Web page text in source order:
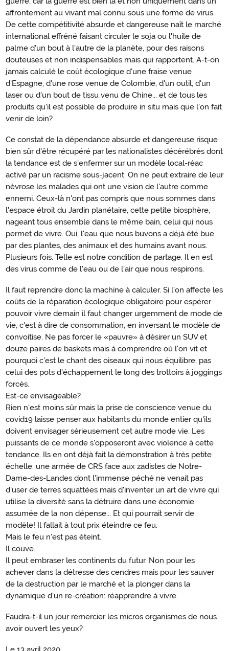
affrontement au vivant mal connu sous une forme de virus.
De cette compétitivité absurde et dangereuse naît le marché
international effréné faisant circuler le soja ou l'huile de
palme d'un bout à l'autre de la planète, pour des raisons
douteuses et non indispensables mais qui rapportent. A-t-on
jamais calculé le coût écologique d'une fraise venue
d'Espagne, d'une rose venue de Colombie, d'un outil, d'un
laser ou d'un bout de tissu venu de Chine... et de tous les
produits qu'il est possible de produire in situ mais que l'on fait
venir de loin?
Ce constat de la dépendance absurde et dangereuse risque
bien sûr d'être récupéré par les nationalistes décérébrés dont
la tendance est de s'enfermer sur un modèle local-réac
activé par un racisme sous-jacent. On ne peut extraire de leur
névrose les malades qui ont une vision de l'autre comme
ennemi. Ceux-là n'ont pas compris que nous sommes dans
l'espace étroit du Jardin planétaire, cette petite biosphère,
nageant tous ensemble dans le même bain, celui qui nous
permet de vivre. Oui, l'eau que nous buvons a déjà été bue
par des plantes, des animaux et des humains avant nous.
Plusieurs fois. Telle est notre condition de partage. Il en est
des virus comme de l'eau ou de l'air que nous respirons.
Il faut reprendre donc la machine à calculer. Si l'on affecte les
coûts de la réparation écologique obligatoire pour espérer
pouvoir vivre demain il faut changer urgemment de mode de
vie, c'est à dire de consommation, en inversant le modèle de
convoitise. Ne pas forcer le «pauvre» à désirer un SUV et
douze paires de baskets mais à comprendre où l'on vit et
pourquoi c'est le chant des oiseaux qui nous équilibre, pas
celui des pots d'échappement le long des trottoirs à joggings
forcés.
Est-ce envisageable?
Rien n'est moins sûr mais la prise de conscience venue du
covid19 laisse penser aux habitants du monde entier qu'ils
doivent envisager sérieusement cet autre mode vie. Les
puissants de ce monde s'opposeront avec violence à cette
tendance. Ils en ont déjà fait la démonstration à très petite
échelle: une armée de CRS face aux zadistes de Notre-
Dame-des-Landes dont l'immense péché ne venait pas
d'user de terres squattées mais d'inventer un art de vivre qui
utilise la diversité sans la détruire dans une économie
assumée de la non dépense... Et qui pourrait servir de
modèle! Il fallait à tout prix éteindre ce feu.
Mais le feu n'est pas éteint.
Il couve.
Il peut embraser les continents du futur. Non pour les
achever dans la détresse des cendres mais pour les sauver
de la destruction par le marché et la plonger dans la
dynamique d'un re-création: réapprendre à vivre.
Faudra-t-il un jour remercier les micros organismes de nous
avoir ouvert les yeux?